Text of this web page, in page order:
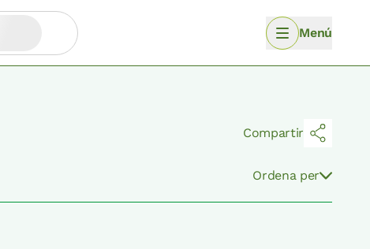
Menú
Compartir
Ordena per